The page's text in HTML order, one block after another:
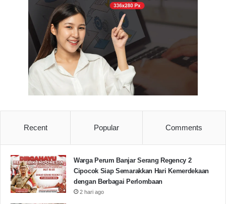
Wakil Walikota Cilegon
Copy URL
Recent Popular Comments
Warga Perum Banjar Serang Regency 2
Cipocok Siap Semarakkan Hari Kemerdekaan
dengan Berbagai Perlombaan
2 hari ago